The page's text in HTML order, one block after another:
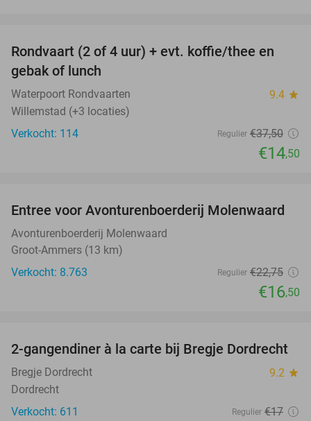
61%
Rondvaart (2 of 4 uur) + evt. koffie/thee en
gebak of lunch
Waterpoort Rondvaarten 9.4 star
Willemstad (+3 locaties)
Verkocht: 114
Regulier €37,50
€14,50
27%
Entree voor Avonturenboerderij Molenwaard
Avonturenboerderij Molenwaard
Groot-Ammers (13 km)
Verkocht: 8.763
Regulier €22,75
€16,50
12%
2-gangendiner à la carte bij Bregje Dordrecht
Bregje Dordrecht 9.2 star
Dordrecht
Verkocht: 611
Regulier €17